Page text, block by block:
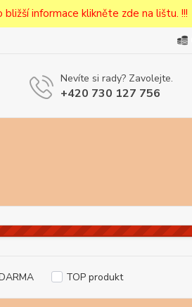
informace klikněte zde na lištu. !!!
Nevíte si rady? Zavolejte.
+420 730 127 756
TOP produkt
upravena cena v
registrace.